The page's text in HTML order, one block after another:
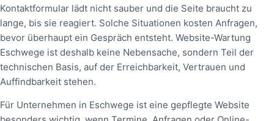
Kontaktformular lädt nicht sauber und die Seite braucht zu
lange, bis sie reagiert. Solche Situationen kosten Anfragen,
bevor überhaupt ein Gespräch entsteht. Website-Wartung
Eschwege ist deshalb keine Nebensache, sondern Teil der
technischen Basis, auf der Erreichbarkeit, Vertrauen und
Auffindbarkeit stehen.
Für Unternehmen in Eschwege ist eine gepflegte Website